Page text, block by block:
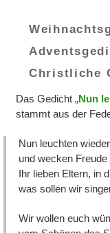
Christliche
Das Gedicht „Nun
stammt aus der
Nun leuchten
und wecken
Ihr lieben Eltern, in
was sollen wir
Wir wollen euch